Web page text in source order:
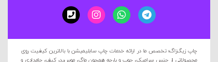
چاپ زیگ‌زاگ؛ تخصص ما در ارائه خدمات چاپ سابلیمیشن با بالاترین کیفیت روی
محصولاتی از جنس سرامیک، چوب و پارچه همچون ماگ، موس‌پد، کیف، جامدادی و